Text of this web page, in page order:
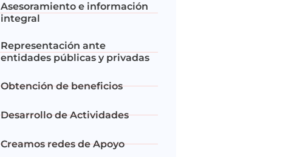
Asesoramiento e información
integral
Representación ante
entidades públicas y privadas
Obtención de beneficios
Desarrollo de Actividades
Creamos redes de Apoyo